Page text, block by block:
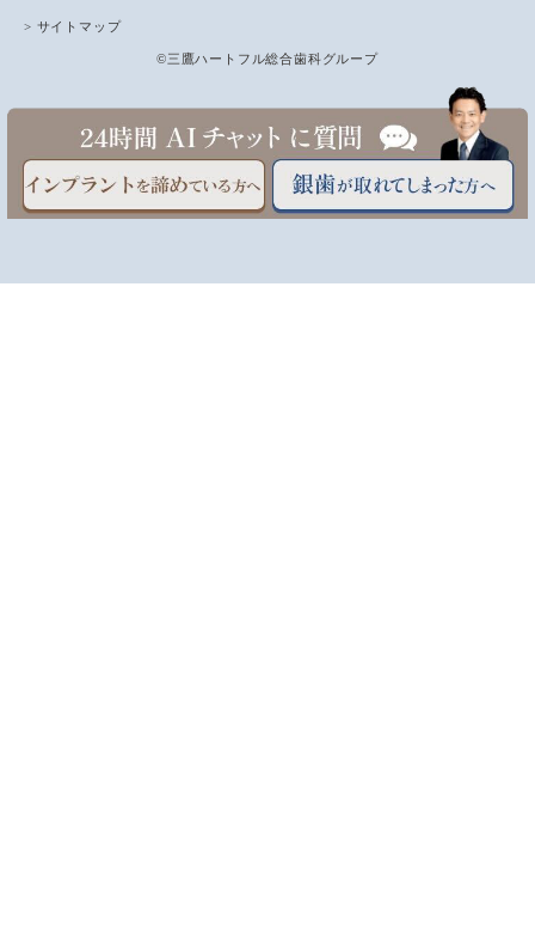
> サイトマップ
©三鷹ハートフル総合歯科グループ